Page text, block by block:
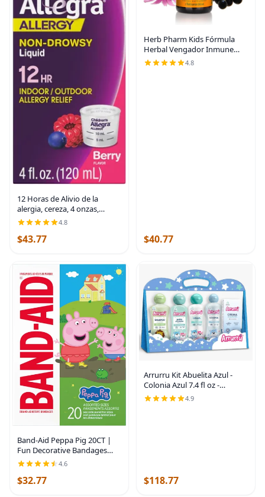
12 Horas de Alivio de la
alergia, cereza, 4 onzas,
CHATTEM531277, 1, 1
4.8
$43.77
Herb Pharm Kids Fórmula
Herbal Vengador Inmune
Certificado-Orgánico Sin
Alcohol, 1 Onza
4.8
$40.77
Band-Aid Peppa Pig 20CT |
Fun Decorative Bandages
featuring Peppa Pig Designs
for Kids, Sterile First Aid
Wound Care for Minor Cuts &
4.6
$32.77
Arrurru Kit Abuelita Azul -
Colonia Azul 7.4 fl oz -
Champú Cabello Claro 7.4 fl
oz - Baño Líquido 7.4 fl oz -
4.9
$118.77